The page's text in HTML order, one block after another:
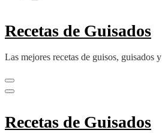
Recetas de Guisados
Las mejores recetas de guisos, guisados
Recetas de Guisados